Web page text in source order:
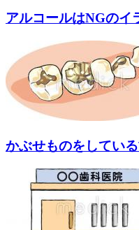
アルコールはNGのイ
かぶせものをしてい